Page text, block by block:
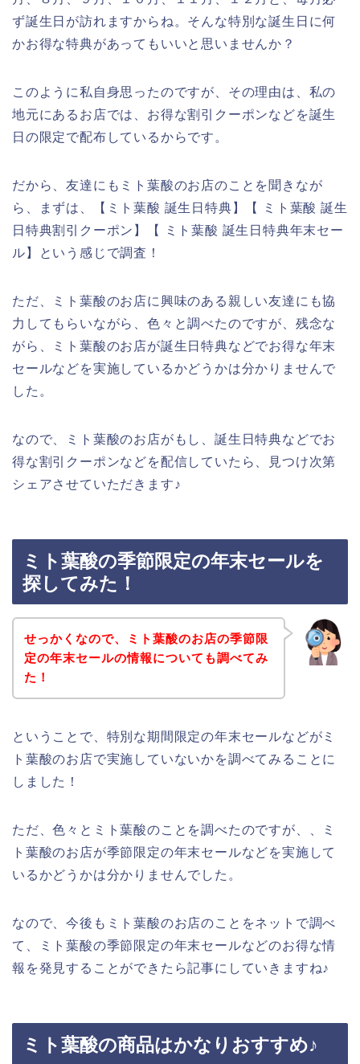
ず誕生日が訪れますからね。そんな特別な誕生日に何
かお得な特典があってもいいと思いませんか？
このように私自身思ったのですが、その理由は、私の
地元にあるお店では、お得な割引クーポンなどを誕生
日の限定で配布しているからです。
だから、友達にもミト葉酸のお店のことを聞きなが
ら、まずは、【ミト葉酸 誕生日特典】【 ミト葉酸 誕生
日特典割引クーポン】【 ミト葉酸 誕生日特典年末セー
ル】という感じで調査！
ただ、ミト葉酸のお店に興味のある親しい友達にも協
力してもらいながら、色々と調べたのですが、残念な
がら、ミト葉酸のお店が誕生日特典などでお得な年末
セールなどを実施しているかどうかは分かりませんで
した。
なので、ミト葉酸のお店がもし、誕生日特典などでお
得な割引クーポンなどを配信していたら、見つけ次第
シェアさせていただきます♪
ミト葉酸の季節限定の年末セールを
探してみた！
せっかくなので、ミト葉酸のお店の季節限
定の年末セールの情報についても調べてみ
た！
ということで、特別な期間限定の年末セールなどがミ
ト葉酸のお店で実施していないかを調べてみることに
しました！
ただ、色々とミト葉酸のことを調べたのですが、、ミ
ト葉酸のお店が季節限定の年末セールなどを実施して
いるかどうかは分かりませんでした。
なので、今後もミト葉酸のお店のことをネットで調べ
て、ミト葉酸の季節限定の年末セールなどのお得な情
報を発見することができたら記事にしていきますね♪
ミト葉酸の商品はかなりおすすめ♪